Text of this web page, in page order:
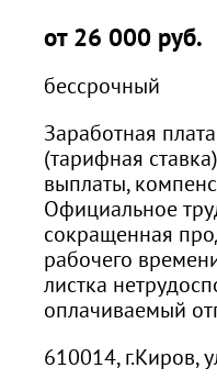
от 26 000 руб.
бессрочный
Заработная
(тарифная
выплаты,
Официальное
сокращенная
рабочего
листка
оплачиваемый
610014, г.Киров,